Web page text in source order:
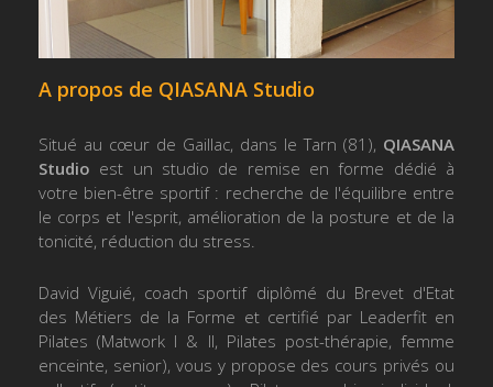
A propos de QIASANA Studio
Situé au cœur de Gaillac, dans le Tarn (81), QIASANA
Studio est un studio de remise en forme dédié à
votre bien-être sportif : recherche de l'équilibre entre
le corps et l'esprit, amélioration de la posture et de la
tonicité, réduction du stress.
David Viguié, coach sportif diplômé du Brevet d'Etat
des Métiers de la Forme et certifié par Leaderfit en
Pilates (Matwork I & II, Pilates post-thérapie, femme
enceinte, senior), vous y propose des cours privés ou